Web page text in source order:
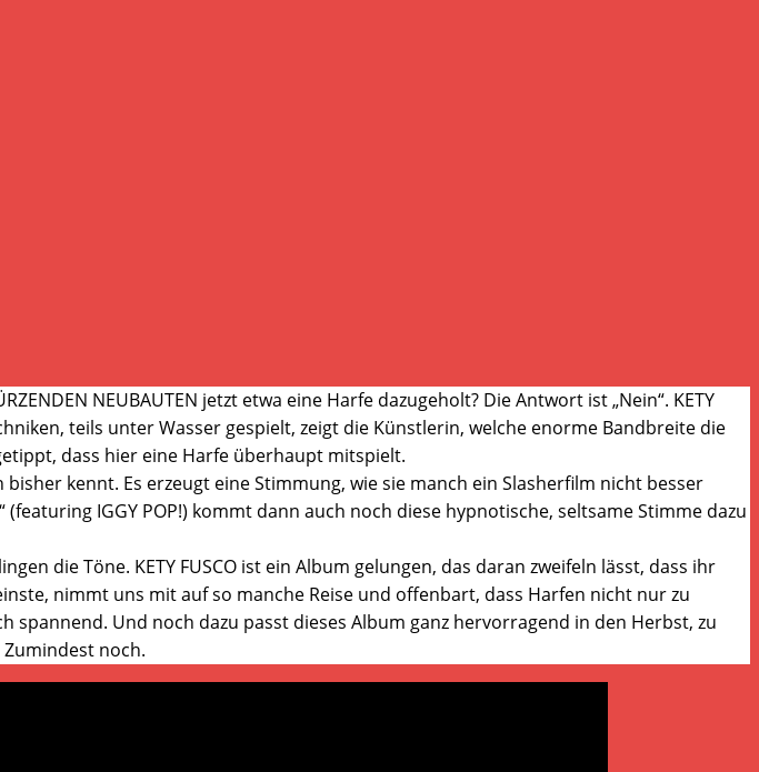
NEUBAUTEN jetzt etwa eine Harfe dazugeholt? Die Antwort ist „Nein“. KETY
teils unter Wasser gespielt, zeigt die Künstlerin, welche enorme Bandbreite die
dass hier eine Harfe überhaupt mitspielt.
kennt. Es erzeugt eine Stimmung, wie sie manch ein Slasherfilm nicht besser
IGGY POP!) kommt dann auch noch diese hypnotische, seltsame Stimme dazu
die Töne. KETY FUSCO ist ein Album gelungen, das daran zweifeln lässt, dass ihr
nimmt uns mit auf so manche Reise und offenbart, dass Harfen nicht nur zu
spannend. Und noch dazu passt dieses Album ganz hervorragend in den Herbst, zu
noch.